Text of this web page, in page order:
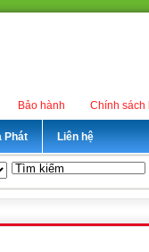
Chính sách
Bảo hành
Phát Liên hệ